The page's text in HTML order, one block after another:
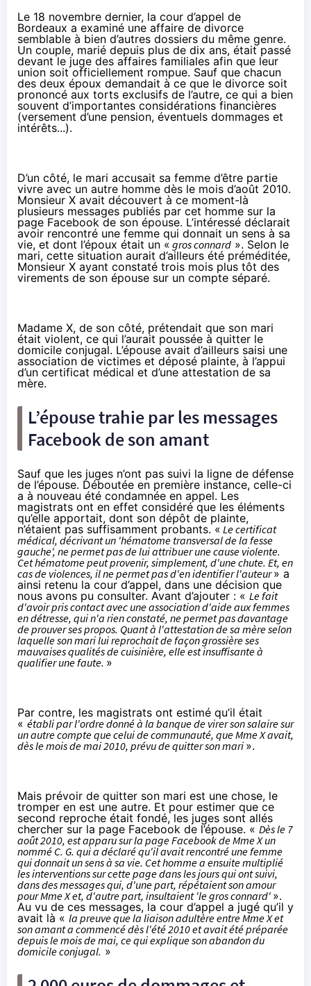
Le 18 novembre dernier, la cour d’appel de
Bordeaux a examiné une affaire de divorce
semblable à bien d’autres dossiers du même genre.
Un couple, marié depuis plus de dix ans, était passé
devant le juge des affaires familiales afin que leur
union soit officiellement rompue. Sauf que chacun
des deux époux demandait à ce que le divorce soit
prononcé aux torts exclusifs de l’autre, ce qui a bien
souvent d’importantes considérations financières
(versement d’une pension, éventuels dommages et
intérêts...).
D’un côté, le mari accusait sa femme d’être partie
vivre avec un autre homme dès le mois d’août 2010.
Monsieur X avait découvert à ce moment-là
plusieurs messages publiés par cet homme sur la
page Facebook de son épouse. L’intéressé déclarait
avoir rencontré une femme qui donnait un sens à sa
vie, et dont l’époux était un « gros connard ». Selon le
mari, cette situation aurait d’ailleurs été préméditée,
Monsieur X ayant constaté trois mois plus tôt des
virements de son épouse sur un compte séparé.
Madame X, de son côté, prétendait que son mari
était violent, ce qui l’aurait poussée à quitter le
domicile conjugal. L’épouse avait d’ailleurs saisi une
association de victimes et déposé plainte, à l’appui
d’un certificat médical et d’une attestation de sa
mère.
L’épouse trahie par les messages
Facebook de son amant
Sauf que les juges n’ont pas suivi la ligne de défense
de l’épouse. Déboutée en première instance, celle-ci
a à nouveau été condamnée en appel. Les
magistrats ont en effet considéré que les éléments
qu’elle apportait, dont son dépôt de plainte,
n’étaient pas suffisamment probants. « Le certificat
médical, décrivant un 'hématome transversal de la fesse
gauche', ne permet pas de lui attribuer une cause violente.
Cet hématome peut provenir, simplement, d'une chute. Et, en
cas de violences, il ne permet pas d'en identifier l'auteur» a
ainsi retenu la cour d’appel, dans une décision que
nous avons pu consulter. Avant d’ajouter : « Le fait
d'avoir pris contact avec une association d'aide aux femmes
en détresse, qui n'a rien constaté, ne permet pas davantage
de prouver ses propos. Quant à l'attestation de sa mère selon
laquelle son mari lui reprochait de façon grossière ses
mauvaises qualités de cuisinière, elle est insuffisante à
qualifier une faute. »
Par contre, les magistrats ont estimé qu’il était
« établi par l'ordre donné à la banque de virer son salaire sur
un autre compte que celui de communauté, que Mme X avait,
dès le mois de mai 2010, prévu de quitter son mari ».
Mais prévoir de quitter son mari est une chose, le
tromper en est une autre. Et pour estimer que ce
second reproche était fondé, les juges sont allés
chercher sur la page Facebook de l’épouse. « Dès le 7
août 2010, est apparu sur la page Facebook de Mme X un
nommé C. G. qui a déclaré qu'il avait rencontré une femme
qui donnait un sens à sa vie. Cet homme a ensuite multiplié
les interventions sur cette page dans les jours qui ont suivi,
dans des messages qui, d'une part, répétaient son amour
pour Mme X et, d'autre part, insultaient 'le gros connard' ».
Au vu de ces messages, la cour d’appel a jugé qu’il y
avait là « la preuve que la liaison adultère entre Mme X et
son amant a commencé dès l'été 2010 et avait été préparée
depuis le mois de mai, ce qui explique son abandon du
domicile conjugal. »